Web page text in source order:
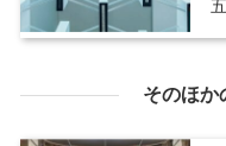
そのほか